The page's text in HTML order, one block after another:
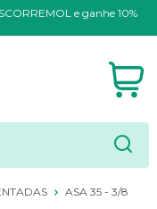
e ganhe 10%
ASA 35 - 3/8